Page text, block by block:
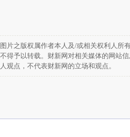
片之版权属作者本人及/或相关权利人所
得予以转载。财新网对相关媒体的网站
观点，不代表财新网的立场和观点。